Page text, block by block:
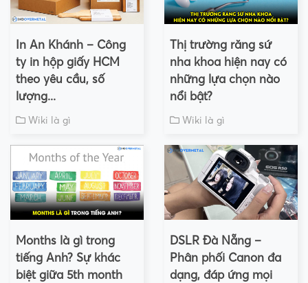
In An Khánh – Công
ty in hộp giấy HCM
theo yêu cầu, số
lượng...
Wiki là gì
Thị trường răng sứ
nha khoa hiện nay có
những lựa chọn nào
nổi bật?
Wiki là gì
Months là gì trong
tiếng Anh? Sự khác
biệt giữa 5th month
DSLR Đà Nẵng –
Phân phối Canon đa
dạng, đáp ứng mọi